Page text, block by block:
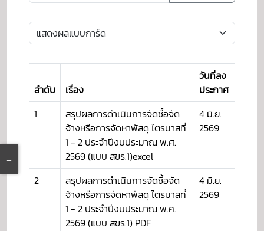
ลำดับ เรื่อง
วันที่ลง
ประกาศ
1
สรุปผลการดำเนินการจัดซื้อจัด
จ้างหรือการจัดหาพัสดุ ไตรมาสที่
1 - 2 ประจำปีงบประมาณ พ.ศ.
2569 (แบบ สขร.1)excel
4 มิ.ย.
2569
2
สรุปผลการดำเนินการจัดซื้อจัด
จ้างหรือการจัดหาพัสดุ ไตรมาสที่
1 - 2 ประจำปีงบประมาณ พ.ศ.
2569 (แบบ สขร.1) PDF
4 มิ.ย.
2569